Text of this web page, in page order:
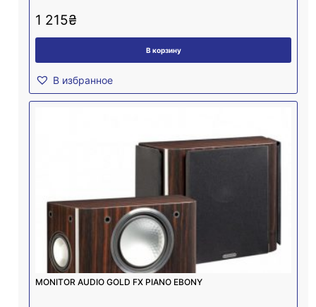
1 215₴
В корзину
В избранное
MONITOR AUDIO GOLD FX PIANO EBONY